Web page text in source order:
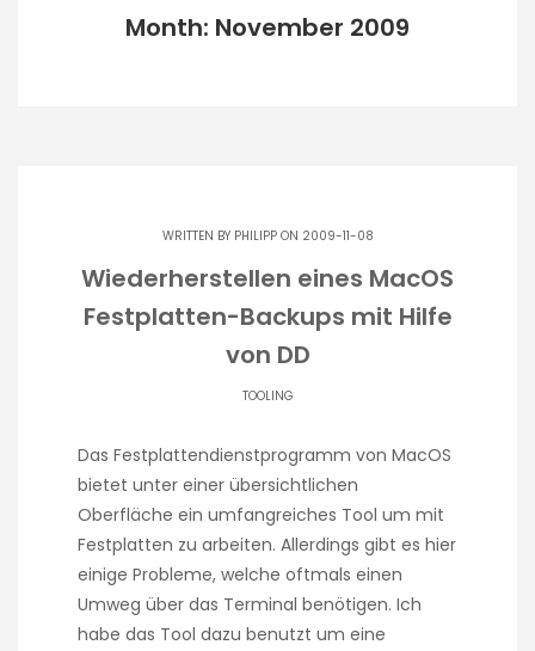
Month: November 2009
WRITTEN BY PHILIPPON 2009-11-08
Wiederherstellen eines MacOS
Festplatten-Backups mit Hilfe
von DD
TOOLING
Das Festplattendienstprogramm von MacOS
bietet unter einer übersichtlichen
Oberfläche ein umfangreiches Tool um mit
Festplatten zu arbeiten. Allerdings gibt es hier
einige Probleme, welche oftmals einen
Umweg über das Terminal benötigen. Ich
habe das Tool dazu benutzt um eine